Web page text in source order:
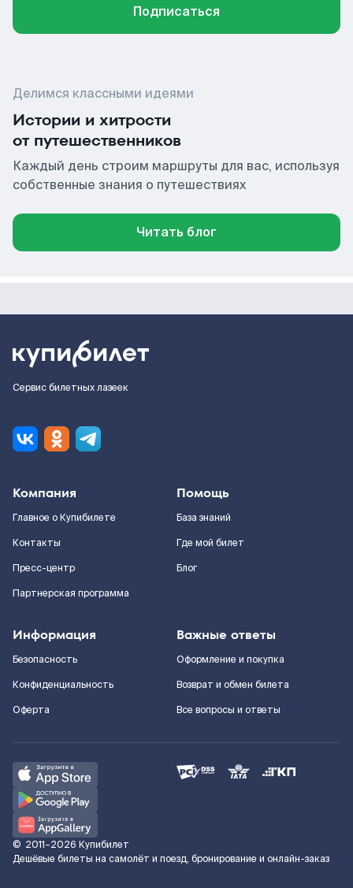
Подписаться
Делимся классными идеями
Истории и хитрости
от путешественников
Каждый день строим маршруты для вас, используя
собственные знания о путешествиях
Читать блог
Сервис билетных лазеек
Компания
Главное о Купибилете
Контакты
Пресс-центр
Партнерская программа
Помощь
База знаний
Где мой билет
Блог
Информация
Безопасность
Конфиденциальность
Оферта
Важные ответы
Оформление и покупка
Возврат и обмен билета
Все вопросы и ответы
© 2011–2026 Купибилет
Дешёвые билеты на самолёт и поезд, бронирование и онлайн-заказ